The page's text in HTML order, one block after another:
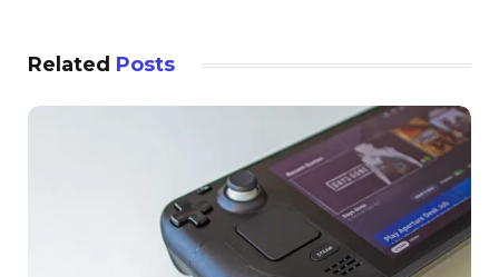
Related Posts